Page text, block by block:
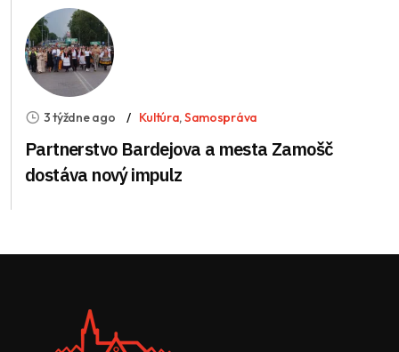
3 týždne ago Kultúra,Samospráva
Partnerstvo Bardejova a mesta Zamošč
dostáva nový impulz